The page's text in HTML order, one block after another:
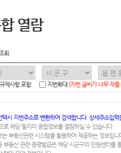
열람
회
제사항 포함
지번확대 [지번 글씨가 너무 작
택시 지번주소로 변환하여 검색합니다. 상세주소입
로 해당 필지의 종합정보를 열람하실 수 있습니다.
는 부동산관련 시스템을 활용하여 제공하는 정보입니
부동산 관련 증명발급은 해당 시군구의 민원센터를